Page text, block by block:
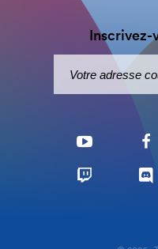
Inscrivez-